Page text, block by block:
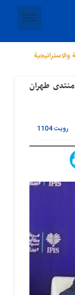
والاستراتیجیة
طهران
رویت1104